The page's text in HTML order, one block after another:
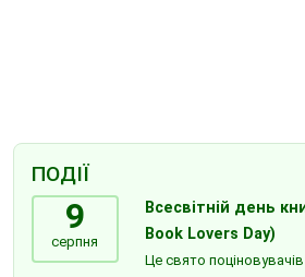
ПОДІЇ
9
серпня
Всесвітній день
Book Lovers Day)
Це свято